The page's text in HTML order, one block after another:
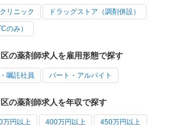
リニック ドラッグストア（調剤併設）
のみ）
の薬剤師求人を雇用形態で探す
嘱託社員 パート・アルバイト
の薬剤師求人を年収で探す
万円以上 400万円以上 450万円以上